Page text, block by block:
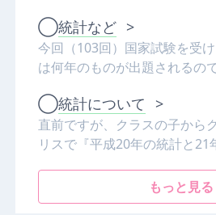
◯統計など >
今回（103回）国家試験を受
は何年のものが出題されるの
◯統計について >
直前ですが、クラスの子から
リスで『平成20年の統計と
もっと見る